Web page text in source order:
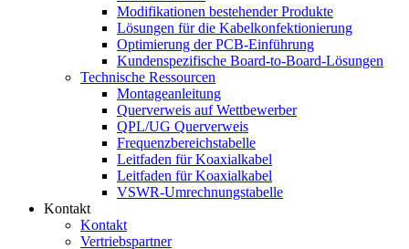
Modifikationen bestehender Produkte
Lösungen für die Kabelkonfektionierung
Optimierung der PCB-Einführung
Kundenspezifische Board-to-Board-Lösungen
Technische Ressourcen
Montageanleitung
Querverweis auf Wettbewerber
QPL/UG Querverweis
Frequenzbereichstabelle
Leitfaden für Koaxialkabel
Leitfaden für Koaxialkabel
VSWR-Umrechnungstabelle
Kontakt
Kontakt
Vertriebspartner